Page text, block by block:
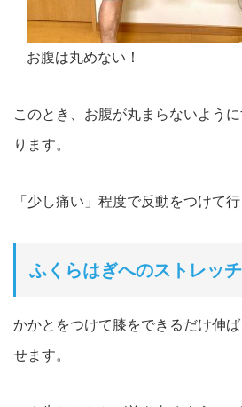
お腹は丸めない！
このとき、お腹が丸まらないよう
ります。
「少し痛い」程度で反動をつけて
ふくらはぎへのストレッチ
かかとをつけて膝をできるだけ伸
せます。